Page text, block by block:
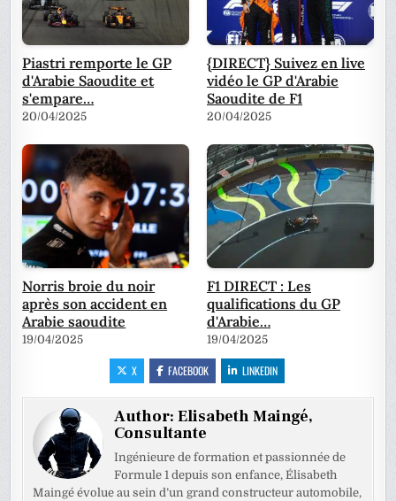
Piastri remporte le GP
d'Arabie Saoudite et
s'empare…
20/04/2025
{DIRECT} Suivez en live
vidéo le GP d'Arabie
Saoudite de F1
20/04/2025
Norris broie du noir
après son accident en
Arabie saoudite
19/04/2025
F1 DIRECT : Les
qualifications du GP
d'Arabie…
19/04/2025
X FACEBOOK LINKEDIN
Author:Elisabeth Maingé,
Consultante
Ingénieure de formation et passionnée de
Formule 1 depuis son enfance, Élisabeth
Maingé évolue au sein d’un grand constructeur automobile,